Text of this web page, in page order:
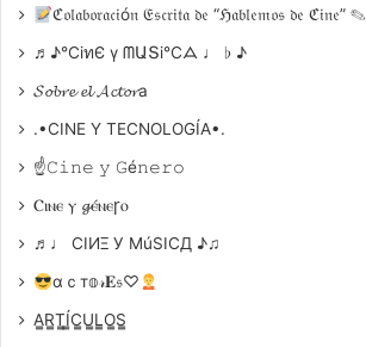
ℭ𝔬𝔩𝔞𝔟𝔬𝔯𝔞𝔠𝔦ó𝔫 𝔈𝔰𝔠𝔯𝔦𝔱𝔞 𝔡𝔢 “ℌ𝔞𝔟𝔩𝔢𝔪𝔬𝔰 𝔡𝔢 ℭ𝔦𝔫𝔢” ✎
♬♪℃іทЄ ү ᗰԱՏі℃ᗋ ♩ ♭ ♪
𝓢𝓸𝓫𝓻𝓮 𝓮𝓵 𝓐𝓬𝓽𝓸𝓻a
.•CINE Y TECNOLOGÍA•.
☝𝙲𝚒𝚗𝚎 𝚢 𝙶é𝚗𝚎𝚛𝚘
Ⲥⲓⲛⲉ ⲩ 𝓰ⲉ́ⲛⲉꞅⲟ
♬♩ CIИΞ У MúSICД ♪♫
αｃт𝕠𝓇𝐄𝔰♡
A̳R̳T̳Í̳C̳U̳L̳O̳S̳